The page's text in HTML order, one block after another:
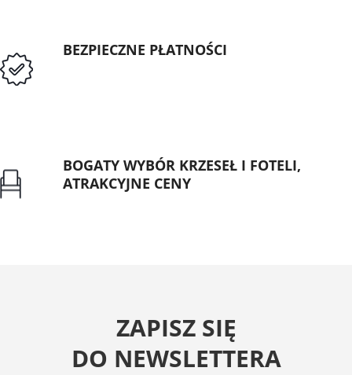
BEZPIECZNE PŁATNOŚCI
BOGATY WYBÓR KRZESEŁ I FOTELI,
ATRAKCYJNE CENY
ZAPISZ SIĘ
DO NEWSLETTERA